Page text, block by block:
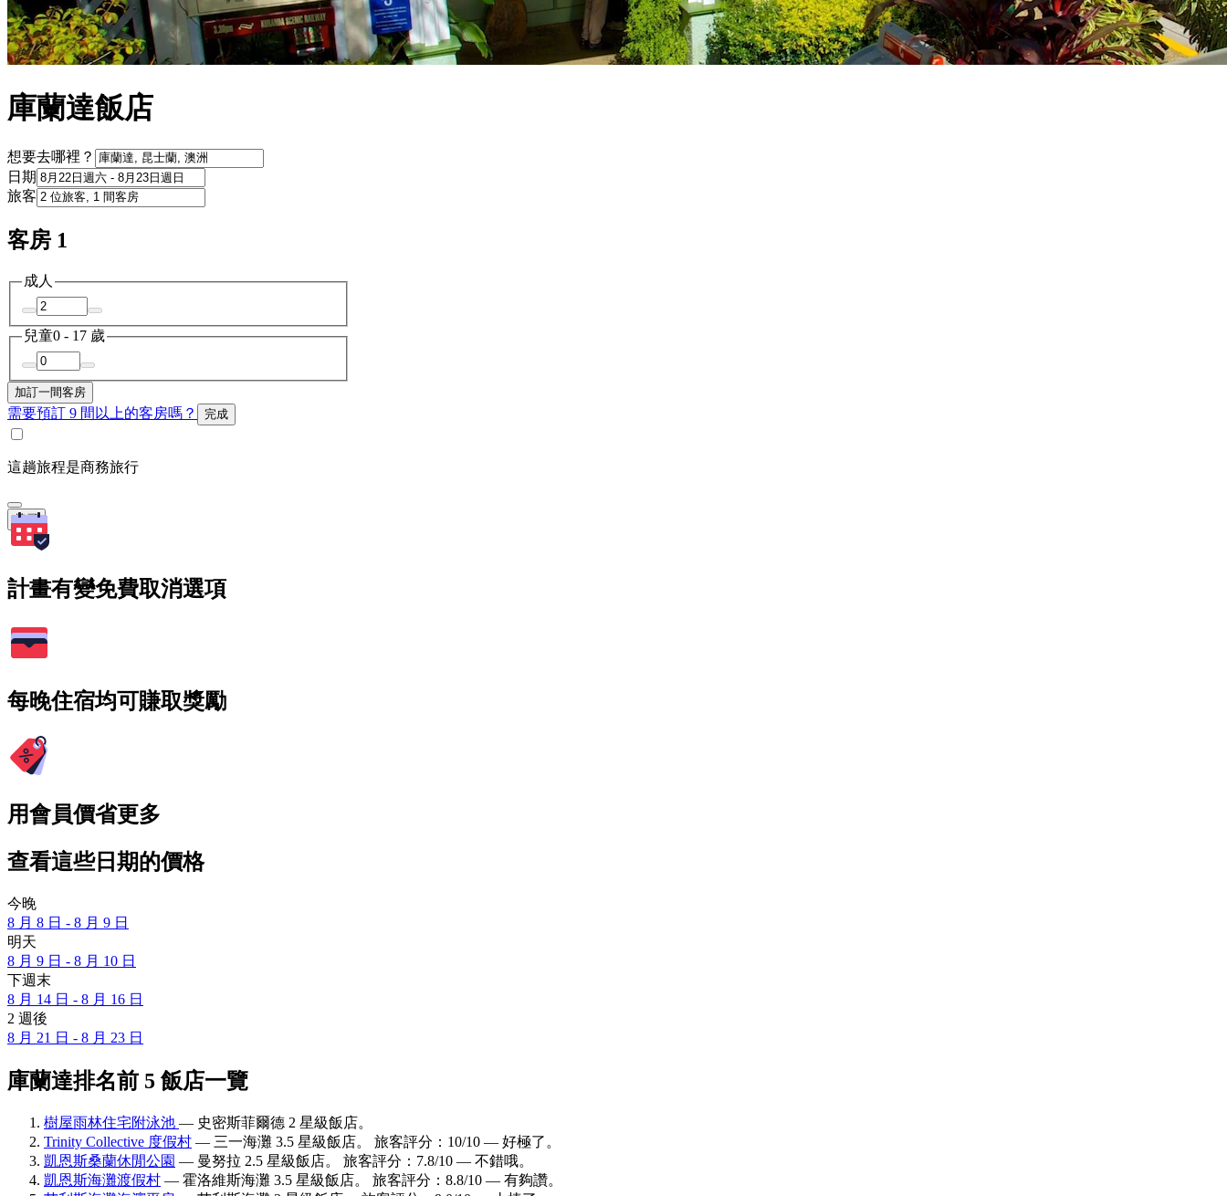
庫蘭達飯店
想要去哪裡？
日期
旅客
客房 1
成人
兒童0 - 17 歲
加訂一間客房
需要預訂 9 間以上的客房嗎？ 完成
這趟旅程是商務旅行
搜尋
計畫有變免費取消選項
每晚住宿均可賺取獎勵
用會員價省更多
查看這些日期的價格
今晚
8 月 8 日 - 8 月 9 日
明天
8 月 9 日 - 8 月 10 日
下週末
8 月 14 日 - 8 月 16 日
2 週後
8 月 21 日 - 8 月 23 日
庫蘭達排名前 5 飯店一覽
樹屋雨林住宅附泳池 — 史密斯菲爾德 2 星級飯店。
Trinity Collective 度假村 — 三一海灘 3.5 星級飯店。 旅客評分：10/10 — 好極了。
凱恩斯桑蘭休閒公園 — 曼努拉 2.5 星級飯店。 旅客評分：7.8/10 — 不錯哦。
凱恩斯海灘渡假村 — 霍洛維斯海灘 3.5 星級飯店。 旅客評分：8.8/10 — 有夠讚。